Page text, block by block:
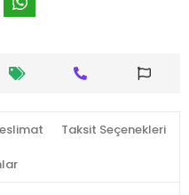
Taksit Seçenekleri